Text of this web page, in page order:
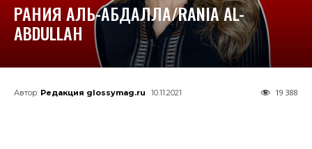
РАНИЯ АЛЬ-АБДАЛЛА/RANIA AL-
ABDULLAH
Автор: Редакция glossymag.ru 10.11.2021 19 388